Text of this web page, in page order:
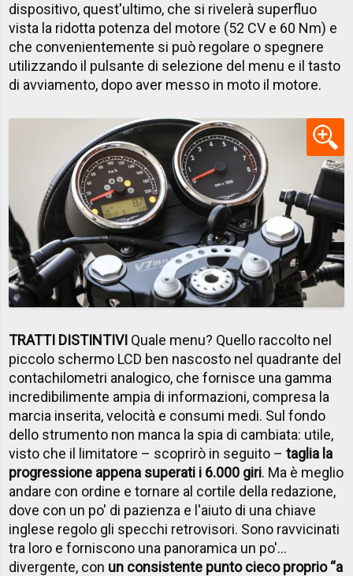
dispositivo, quest'ultimo, che si rivelerà superfluo
vista la ridotta potenza del motore (52 CV e 60 Nm) e
che convenientemente si può regolare o spegnere
utilizzando il pulsante di selezione del menu e il tasto
di avviamento, dopo aver messo in moto il motore.
TRATTI DISTINTIVI Quale menu? Quello raccolto nel
piccolo schermo LCD ben nascosto nel quadrante del
contachilometri analogico, che fornisce una gamma
incredibilimente ampia di informazioni, compresa la
marcia inserita, velocità e consumi medi. Sul fondo
dello strumento non manca la spia di cambiata: utile,
visto che il limitatore – scoprirò in seguito –taglia la
progressione appena superati i 6.000 giri. Ma è meglio
andare con ordine e tornare al cortile della redazione,
dove con un po' di pazienza e l'aiuto di una chiave
inglese regolo gli specchi retrovisori. Sono ravvicinati
tra loro e forniscono una panoramica un po'...
divergente, con un consistente punto cieco proprio “a